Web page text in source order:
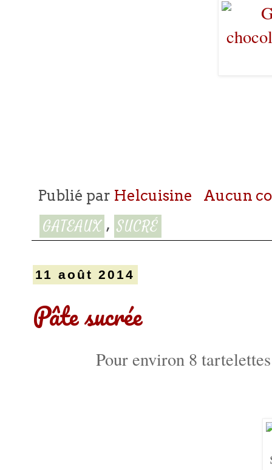
Publié par Helcuisine Aucun
GATEAUX , SUCRÉ
11 août 2014
Pâte sucrée
Pour environ 8